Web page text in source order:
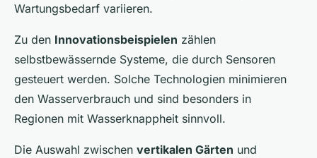
Wartungsbedarf variieren.
Zu den Innovationsbeispielen zählen
selbstbewässernde Systeme, die durch Sensoren
gesteuert werden. Solche Technologien minimieren
den Wasserverbrauch und sind besonders in
Regionen mit Wasserknappheit sinnvoll.
Die Auswahl zwischen vertikalen Gärten und